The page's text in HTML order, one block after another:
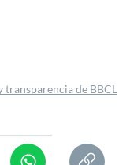
transparencia de BBCL